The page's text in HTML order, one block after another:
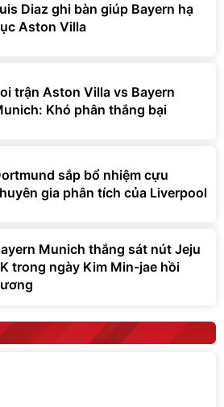
Diaz ghi bàn giúp Bayern hạ
Aston Villa
trận Aston Villa vs Bayern
Khó phân thắng bại
sắp bổ nhiệm cựu
gia phân tích của Liverpool
Munich thắng sát nút Jeju
trong ngày Kim Min-jae hồi